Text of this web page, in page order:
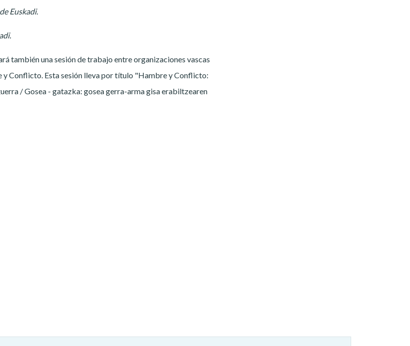
Euskadi.
también una sesión de trabajo entre organizaciones vascas
Conflicto. Esta sesión lleva por título "Hambre y Conflicto:
/ Gosea - gatazka: gosea gerra-arma gisa erabiltzearen